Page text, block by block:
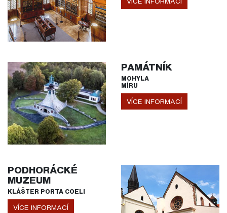
PAMÁTNÍK
MOHYLA
MÍRU
VÍCE INFORMACÍ
PODHORÁCKÉ
MUZEUM
KLÁŠTER PORTA COELI
VÍCE INFORMACÍ